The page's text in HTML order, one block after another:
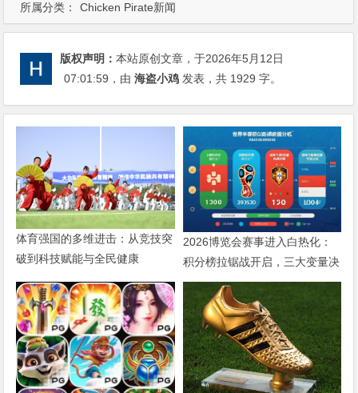
所属分类： Chicken Pirate新闻
版权声明：本站原创文章，于2026年5月12日
07:01:59 ，由海盗小鸡 发表，共 1929 字。
体育强国的多维进击：从竞技突
破到科技赋能与全民健康
2026博览会赛事进入白热化：
积分榜拉锯战开启，三大变量决
定出线命运